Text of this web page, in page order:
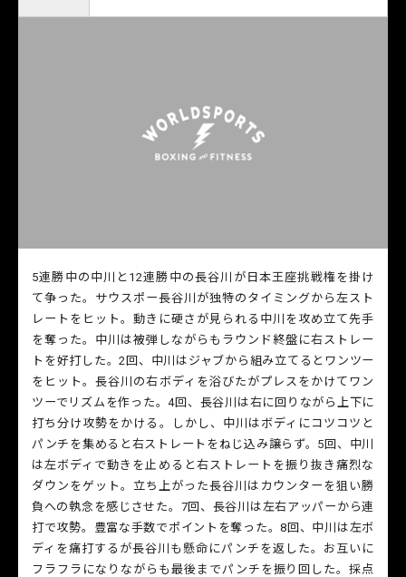
5連勝中の中川と12連勝中の長谷川が日本王座挑戦権を掛け
て争った。サウスポー長谷川が独特のタイミングから左スト
レートをヒット。動きに硬さが見られる中川を攻め立て先手
を奪った。中川は被弾しながらもラウンド終盤に右ストレー
トを好打した。2回、中川はジャブから組み立てるとワンツー
をヒット。長谷川の右ボディを浴びたがプレスをかけてワン
ツーでリズムを作った。4回、長谷川は右に回りながら上下に
打ち分け攻勢をかける。しかし、中川はボディにコツコツと
パンチを集めると右ストレートをねじ込み譲らず。5回、中川
は左ボディで動きを止めると右ストレートを振り抜き痛烈な
ダウンをゲット。立ち上がった長谷川はカウンターを狙い勝
負への執念を感じさせた。7回、長谷川は左右アッパーから連
打で攻勢。豊富な手数でポイントを奪った。8回、中川は左ボ
ディを痛打するが長谷川も懸命にパンチを返した。お互いに
フラフラになりながらも最後までパンチを振り回した。採点